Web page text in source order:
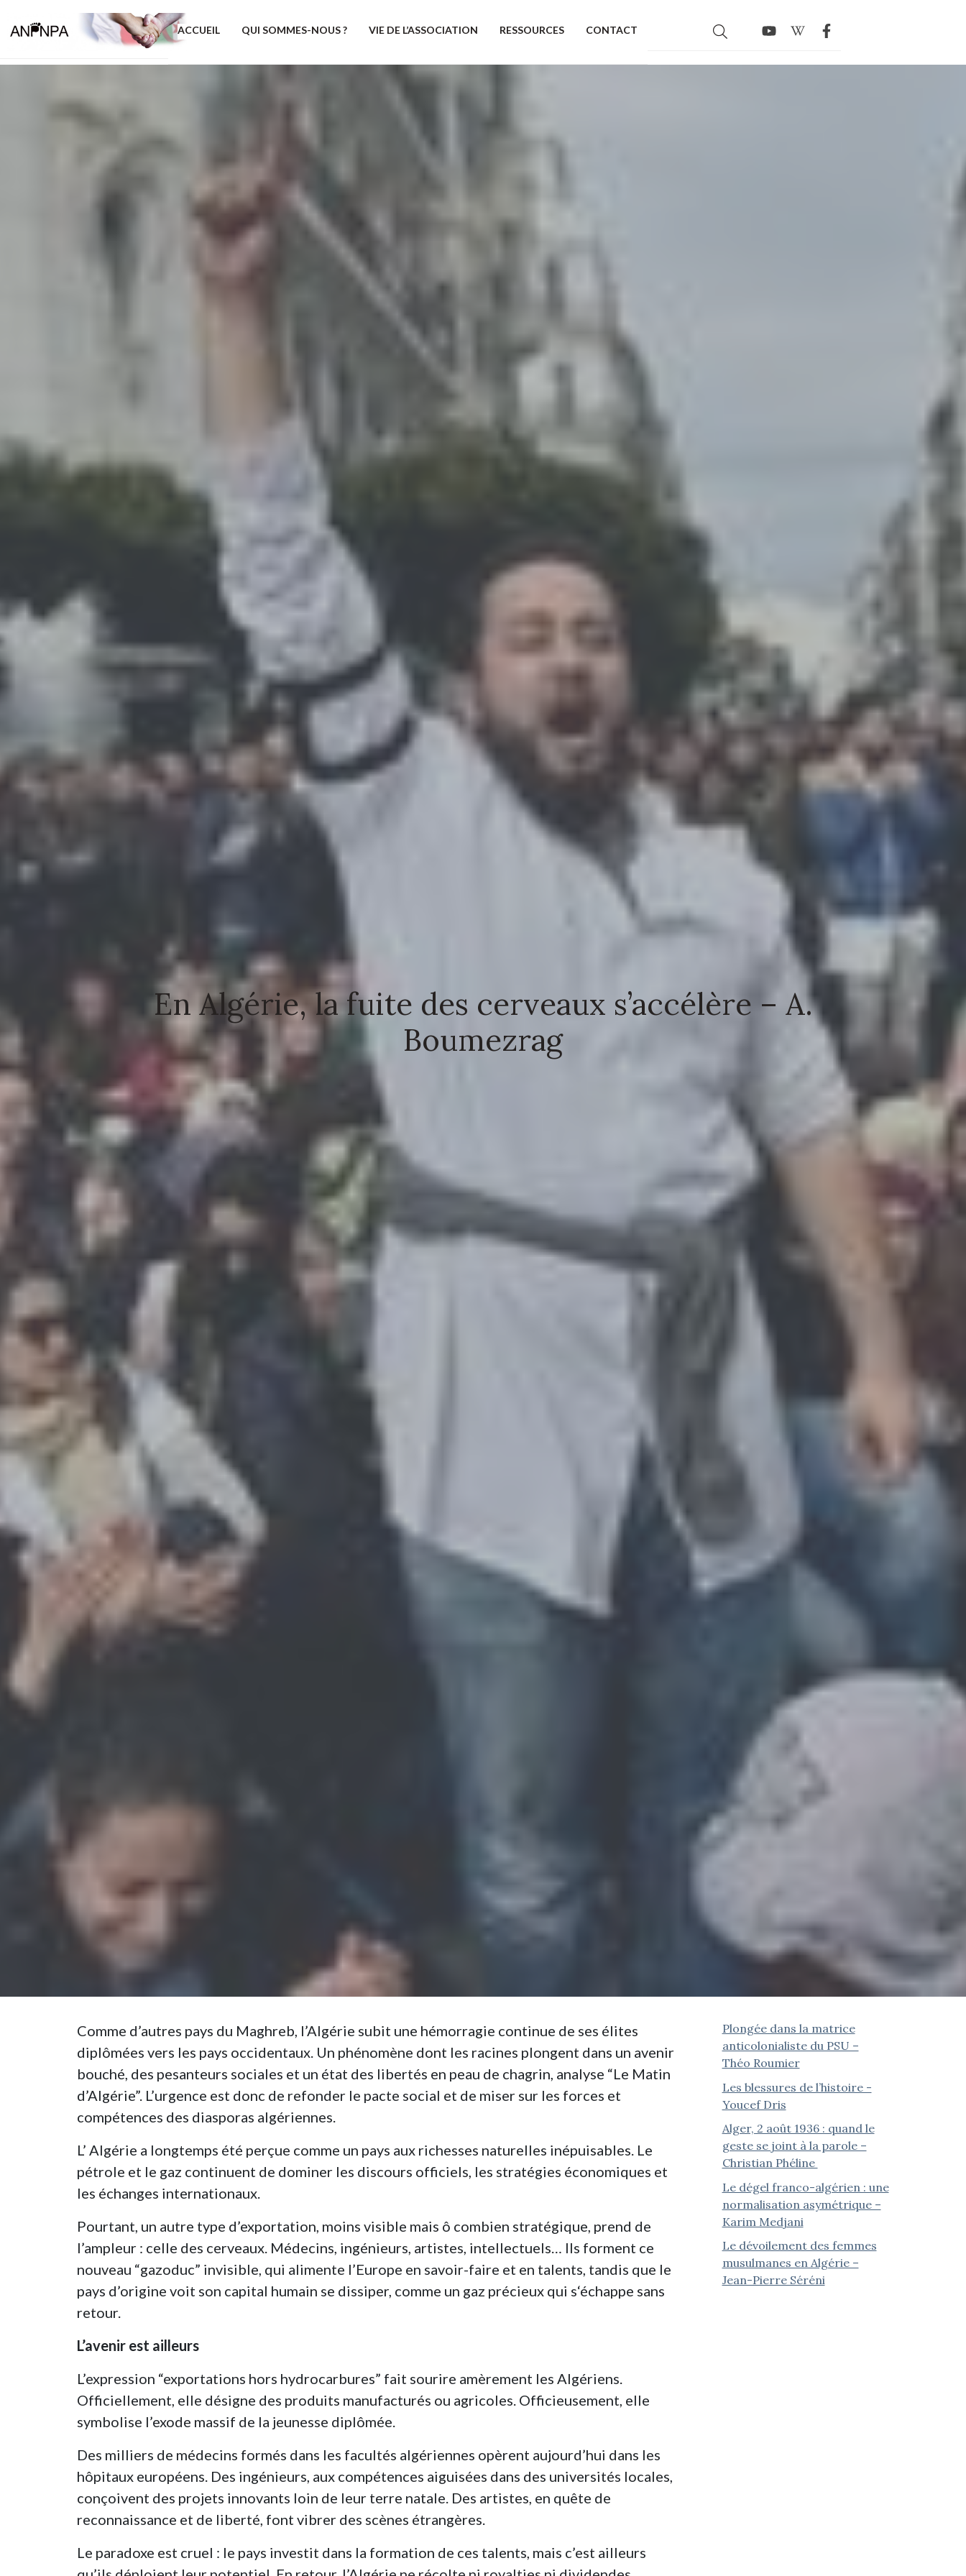
ACCUEIL QUI SOMMES-NOUS ? VIE DE L’ASSOCIATION RESSOURCES CONTACT
En Algérie, la fuite des cerveaux s’accélère – A.
Boumezrag
Comme d’autres pays du Maghreb, l’Algérie subit une hémorragie continue de ses élites
diplômées vers les pays occidentaux. Un phénomène dont les racines plongent dans un avenir
bouché, des pesanteurs sociales et un état des libertés en peau de chagrin, analyse “Le Matin
d’Algérie”. L’urgence est donc de refonder le pacte social et de miser sur les forces et
compétences des diasporas algériennes.
L’ Algérie a longtemps été perçue comme un pays aux richesses naturelles inépuisables. Le
pétrole et le gaz continuent de dominer les discours officiels, les stratégies économiques et
les échanges internationaux.
Pourtant, un autre type d’exportation, moins visible mais ô combien stratégique, prend de
l’ampleur : celle des cerveaux. Médecins, ingénieurs, artistes, intellectuels… Ils forment ce
nouveau “gazoduc” invisible, qui alimente l’Europe en savoir-faire et en talents, tandis que le
pays d’origine voit son capital humain se dissiper, comme un gaz précieux qui s‘échappe sans
retour.
L’avenir est ailleurs
L’expression “exportations hors hydrocarbures” fait sourire amèrement les Algériens.
Officiellement, elle désigne des produits manufacturés ou agricoles. Officieusement, elle
symbolise l’exode massif de la jeunesse diplômée.
Des milliers de médecins formés dans les facultés algériennes opèrent aujourd’hui dans les
hôpitaux européens. Des ingénieurs, aux compétences aiguisées dans des universités locales,
conçoivent des projets innovants loin de leur terre natale. Des artistes, en quête de
reconnaissance et de liberté, font vibrer des scènes étrangères.
Le paradoxe est cruel : le pays investit dans la formation de ces talents, mais c’est ailleurs
Plongée dans la matrice
anticolonialiste du PSU –
Théo Roumier
Les blessures de l’histoire -
Youcef Dris
Alger, 2 août 1936 : quand le
geste se joint à la parole –
Christian Phéline
Le dégel franco-algérien : une
normalisation asymétrique –
Karim Medjani
Le dévoilement des femmes
musulmanes en Algérie –
Jean-Pierre Séréni